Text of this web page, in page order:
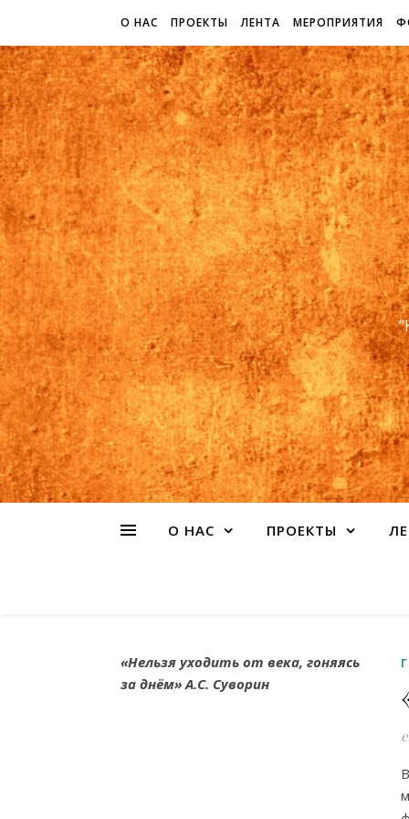
О НАС ПРОЕКТЫ ЛЕНТА МЕРОПРИЯТИЯ
О НАС ПРОЕКТЫ
«Нельзя уходить от века, гоняясь
за днём» А.С. Суворин